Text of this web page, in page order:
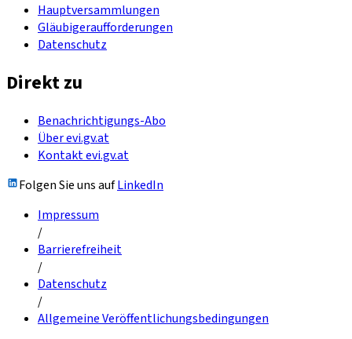
Hauptversammlungen
Gläubigeraufforderungen
Datenschutz
Direkt zu
Benachrichtigungs-Abo
Über evi.gv.at
Kontakt evi.gv.at
Folgen Sie uns aufLinkedIn
Impressum
/
Barrierefreiheit
/
Datenschutz
/
Allgemeine Veröffentlichungsbedingungen